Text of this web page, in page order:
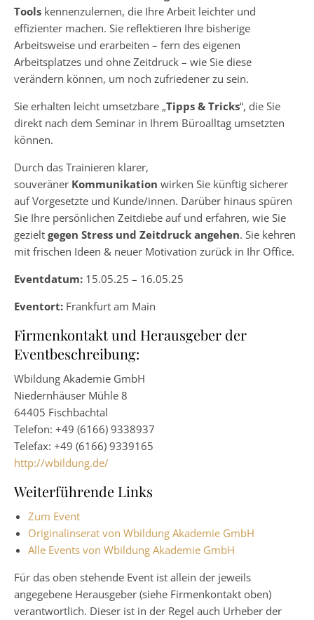
Tools kennenzulernen, die Ihre Arbeit leichter und
effizienter machen. Sie reflektieren Ihre bisherige
Arbeitsweise und erarbeiten – fern des eigenen
Arbeitsplatzes und ohne Zeitdruck – wie Sie diese
verändern können, um noch zufriedener zu sein.
Sie erhalten leicht umsetzbare „Tipps & Tricks“, die Sie
direkt nach dem Seminar in Ihrem Büroalltag umsetzten
können.
Durch das Trainieren klarer,
souveräner Kommunikation wirken Sie künftig sicherer
auf Vorgesetzte und Kunde/innen. Darüber hinaus spüren
Sie Ihre persönlichen Zeitdiebe auf und erfahren, wie Sie
gezielt gegen Stress und Zeitdruck angehen. Sie kehren
mit frischen Ideen & neuer Motivation zurück in Ihr Office.
Eventdatum: 15.05.25 – 16.05.25
Eventort: Frankfurt am Main
Firmenkontakt und Herausgeber der
Eventbeschreibung:
Wbildung Akademie GmbH
Niedernhäuser Mühle 8
64405 Fischbachtal
Telefon: +49 (6166) 9338937
Telefax: +49 (6166) 9339165
http://wbildung.de/
Weiterführende Links
Zum Event
Originalinserat von Wbildung Akademie GmbH
Alle Events von Wbildung Akademie GmbH
Für das oben stehende Event ist allein der jeweils
angegebene Herausgeber (siehe Firmenkontakt oben)
verantwortlich. Dieser ist in der Regel auch Urheber der